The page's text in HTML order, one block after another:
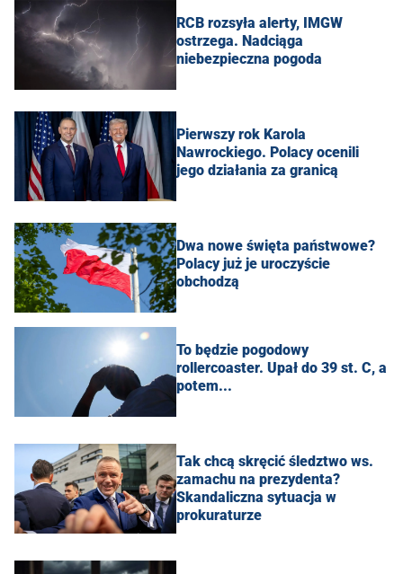
RCB rozsyła alerty, IMGW
ostrzega. Nadciąga
niebezpieczna pogoda
Pierwszy rok Karola
Nawrockiego. Polacy ocenili
jego działania za granicą
Dwa nowe święta państwowe?
Polacy już je uroczyście
obchodzą
To będzie pogodowy
rollercoaster. Upał do 39 st. C, a
potem...
Tak chcą skręcić śledztwo ws.
zamachu na prezydenta?
Skandaliczna sytuacja w
prokuraturze